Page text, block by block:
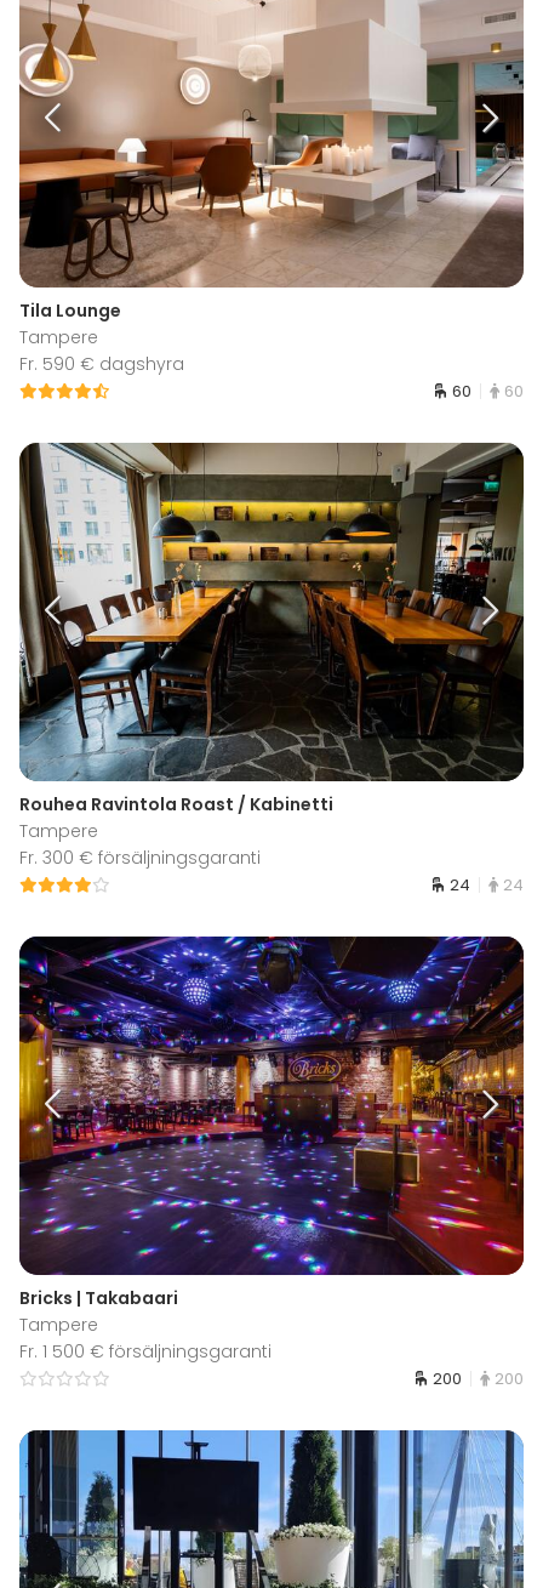
Tila Lounge
Tampere
Fr. 590 € dagshyra
60 60
Rouhea Ravintola Roast / Kabinetti
Tampere
Fr. 300 € försäljningsgaranti
24 24
Bricks | Takabaari
Tampere
Fr. 1 500 € försäljningsgaranti
200 200